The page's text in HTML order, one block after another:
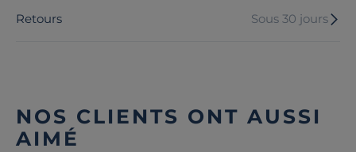
Retours Sous 30 jours
NOS CLIENTS ONT AUSSI
AIMÉ